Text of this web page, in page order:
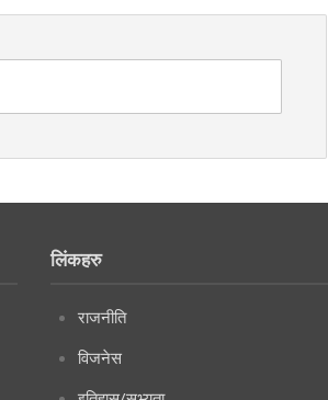
लिंकहरु
राजनीति
विजनेस